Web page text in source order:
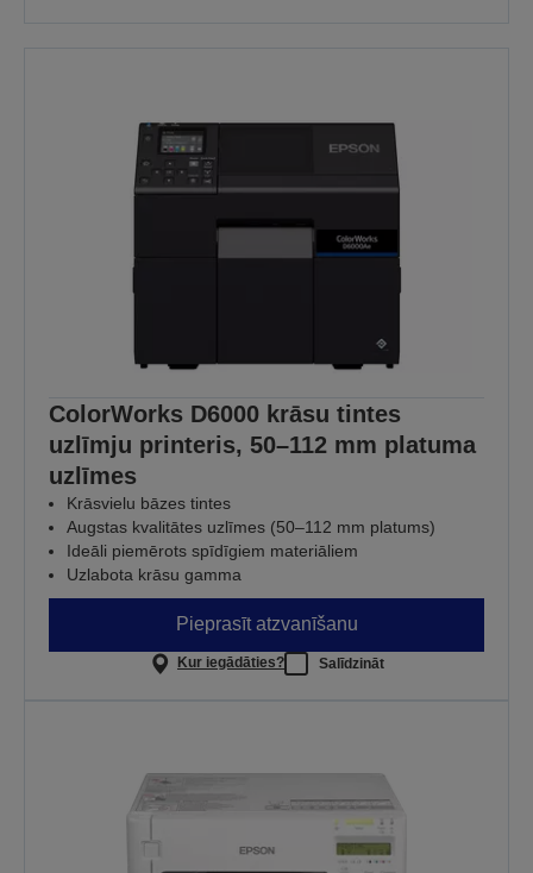
ColorWorks D6000 krāsu tintes
uzlīmju printeris, 50–112 mm platuma
uzlīmes
Krāsvielu bāzes tintes
Augstas kvalitātes uzlīmes (50–112 mm platums)
Ideāli piemērots spīdīgiem materiāliem
Uzlabota krāsu gamma
Pieprasīt atzvanīšanu
Kur iegādāties? Salīdzināt